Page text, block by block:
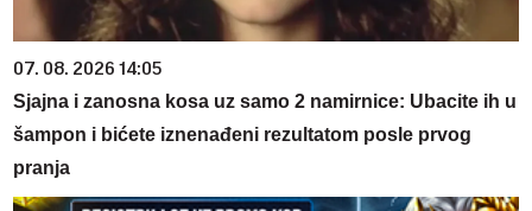
07. 08. 2026 14:05
Sjajna i zanosna kosa uz samo 2 namirnice: Ubacite ih u
šampon i bićete iznenađeni rezultatom posle prvog
pranja